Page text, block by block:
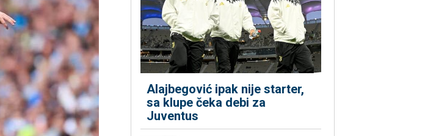
Alajbegović ipak nije starter,
sa klupe čeka debi za
Juventus